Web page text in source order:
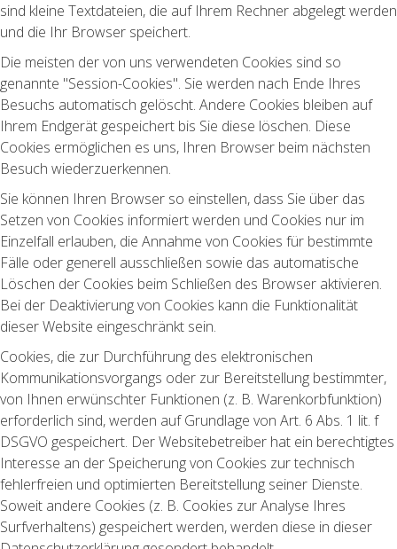
sind kleine Textdateien, die auf Ihrem Rechner abgelegt werden
und die Ihr Browser speichert.
Die meisten der von uns verwendeten Cookies sind so
genannte "Session-Cookies". Sie werden nach Ende Ihres
Besuchs automatisch gelöscht. Andere Cookies bleiben auf
Ihrem Endgerät gespeichert bis Sie diese löschen. Diese
Cookies ermöglichen es uns, Ihren Browser beim nächsten
Besuch wiederzuerkennen.
Sie können Ihren Browser so einstellen, dass Sie über das
Setzen von Cookies informiert werden und Cookies nur im
Einzelfall erlauben, die Annahme von Cookies für bestimmte
Fälle oder generell ausschließen sowie das automatische
Löschen der Cookies beim Schließen des Browser aktivieren.
Bei der Deaktivierung von Cookies kann die Funktionalität
dieser Website eingeschränkt sein.
Cookies, die zur Durchführung des elektronischen
Kommunikationsvorgangs oder zur Bereitstellung bestimmter,
von Ihnen erwünschter Funktionen (z. B. Warenkorbfunktion)
erforderlich sind, werden auf Grundlage von Art. 6 Abs. 1 lit. f
DSGVO gespeichert. Der Websitebetreiber hat ein berechtigtes
Interesse an der Speicherung von Cookies zur technisch
fehlerfreien und optimierten Bereitstellung seiner Dienste.
Soweit andere Cookies (z. B. Cookies zur Analyse Ihres
Surfverhaltens) gespeichert werden, werden diese in dieser